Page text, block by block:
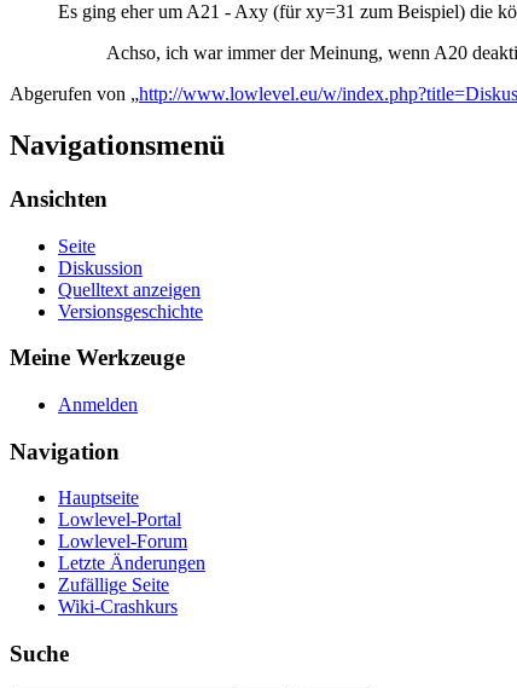
Es ging eher um A21 - Axy (für xy=31 zum Beispiel) die
Achso, ich war immer der Meinung, wenn A20
Abgerufen von „http://www.lowlevel.eu/w/
Navigationsmenü
Ansichten
Seite
Diskussion
Quelltext anzeigen
Versionsgeschichte
Meine Werkzeuge
Anmelden
Navigation
Hauptseite
Lowlevel-Portal
Lowlevel-Forum
Letzte Änderungen
Zufällige Seite
Wiki-Crashkurs
Suche